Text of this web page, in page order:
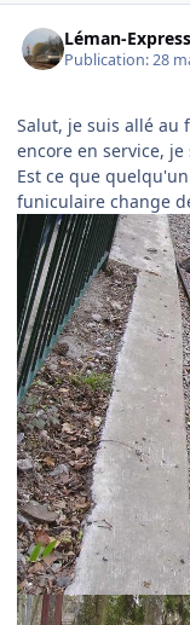
Léman-Express
Publication:28
Salut, je suis allé au
encore en service,
Est ce que
funiculaire change